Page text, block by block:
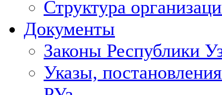
Структура
Документы
Законы Республики
Указы,